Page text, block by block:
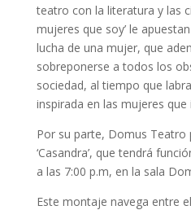
teatro con la literatura y las
mujeres que soy’ le
lucha de una mujer, que
sobreponerse a todos los
sociedad, al tiempo que
inspirada en las mujeres que
Por su parte, Domus Teatro
‘Casandra’, que tendrá
a las 7:00 p.m, en la sala
Este montaje navega entre